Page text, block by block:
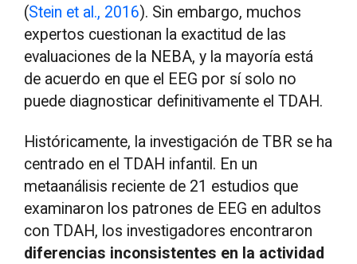
(Stein et al., 2016). Sin embargo, muchos
expertos cuestionan la exactitud de las
evaluaciones de la NEBA, y la mayoría está
de acuerdo en que el EEG por sí solo no
puede diagnosticar definitivamente el TDAH.
Históricamente, la investigación de TBR se ha
centrado en el TDAH infantil. En un
metaanálisis reciente de 21 estudios que
examinaron los patrones de EEG en adultos
con TDAH, los investigadores encontraron
diferencias inconsistentes en la actividad